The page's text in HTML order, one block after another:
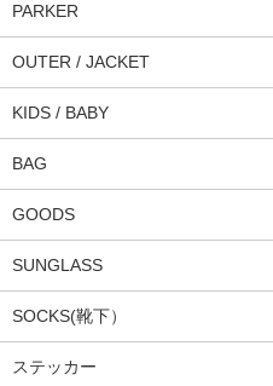
PARKER
OUTER / JACKET
KIDS / BABY
BAG
GOODS
SUNGLASS
SOCKS(靴下）
ステッカー